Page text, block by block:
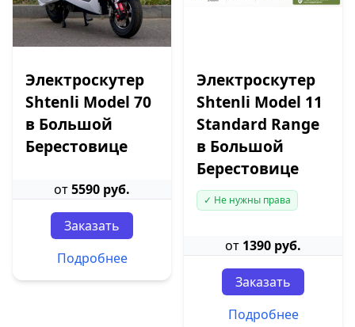
Электроскутер
Shtenli Model 70
в Большой
Берестовице
от5590 руб.
Заказать
Подробнее
Электроскутер
Shtenli Model 11
Standard Range
в Большой
Берестовице
✓ Не нужны права
от 1390 руб.
Заказать
Подробнее